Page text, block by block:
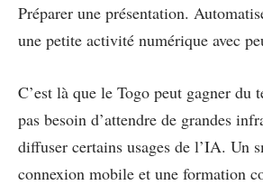
Préparer une présentation.
une petite activité numérique avec
C’est là que le Togo peut gagner du
pas besoin d’attendre de grandes
diffuser certains usages de l’IA. Un
connexion mobile et une formation